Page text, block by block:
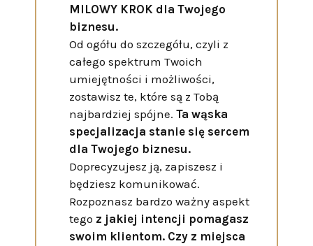
MILOWY KROK dla Twojego
biznesu.
Od ogółu do szczegółu, czyli z
całego spektrum Twoich
umiejętności i możliwości,
zostawisz te, które są z Tobą
najbardziej spójne. Ta wąska
specjalizacja stanie się sercem
dla Twojego biznesu.
Doprecyzujesz ją, zapiszesz i
będziesz komunikować.
Rozpoznasz bardzo ważny aspekt
tego z jakiej intencji pomagasz
swoim klientom. Czy z miejsca